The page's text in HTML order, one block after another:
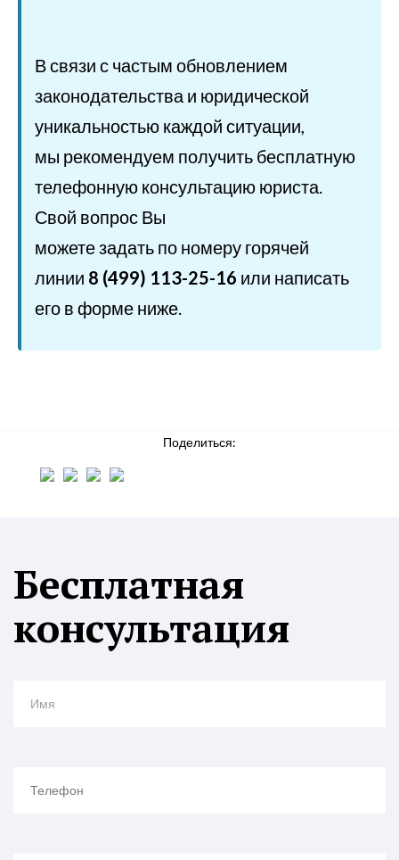
В связи с частым обновлением
законодательства и юридической
уникальностью каждой ситуации,
мы рекомендуем получить бесплатную
телефонную консультацию юриста.
Свой вопрос Вы
можете задать по номеру горячей
линии 8 (499) 113-25-16 или написать
его в форме ниже.
Поделиться:
Бесплатная
консультация
Имя